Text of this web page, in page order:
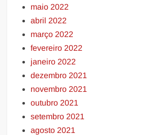
maio 2022
abril 2022
março 2022
fevereiro 2022
janeiro 2022
dezembro 2021
novembro 2021
outubro 2021
setembro 2021
agosto 2021